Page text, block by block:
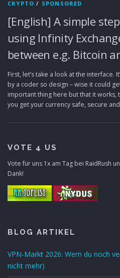
CRYPTO / SPONSORED
[English] A simple
using Infinity
between e.g. Bitcoin
First, let’s take a look at the interface.
by a coder so design – wise it could
important thing here but that it works,
you get your currency safe, secure
VOTE 4 US
Vote für uns 1x am Tag bei RaidRush
Dank!
BLOG ARTIKEL
VPN-Markt 2026: Wem du noch
nicht mehr)